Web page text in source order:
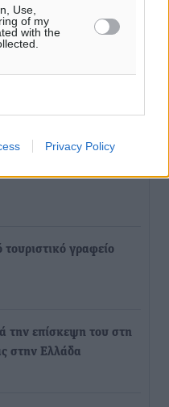
Use,
of my
with the
Privacy Policy
– Τιμητική
της Κω
Ρόδου και Κω
γραφείο
την επίσκεψη του στη
στην Ελλάδα